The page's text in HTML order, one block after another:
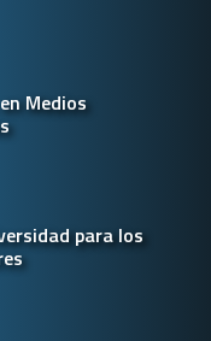
Medios
para los